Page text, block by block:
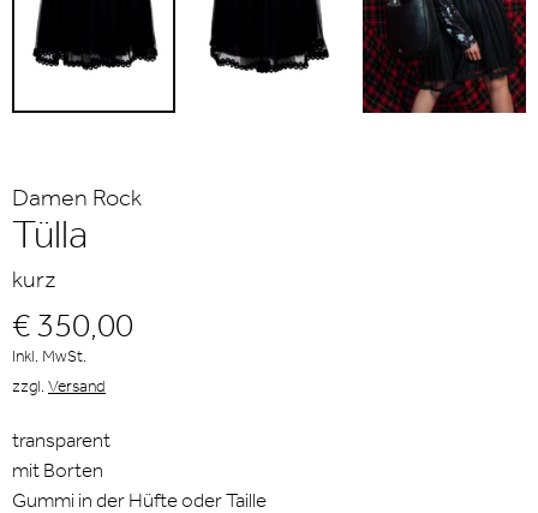
Damen Rock
Tülla
kurz
€ 350,00
Inkl. MwSt.
zzgl. Versand
transparent
mit Borten
Gummi in der Hüfte oder Taille